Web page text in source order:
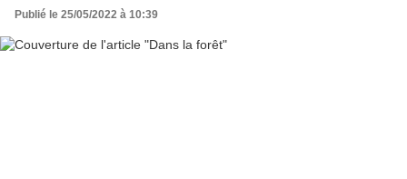
Publié le 25/05/2022 à 10:39